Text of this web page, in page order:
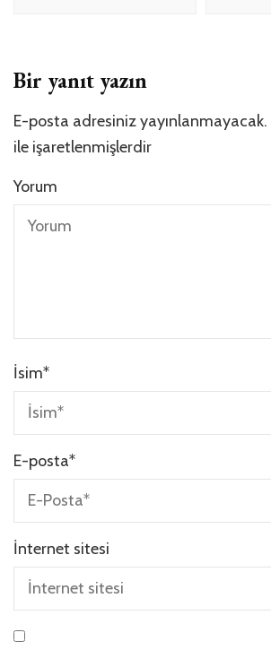
Bir yanıt yazın
E-posta adresiniz yayınlanmayacak.
ile işaretlenmişlerdir
Yorum
İsim*
E-posta*
İnternet sitesi